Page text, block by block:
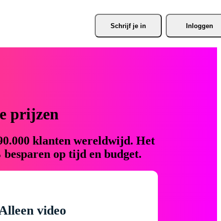
Schrijf je in Inloggen
prijzen
klanten wereldwijd. Het
op tijd en budget.
video